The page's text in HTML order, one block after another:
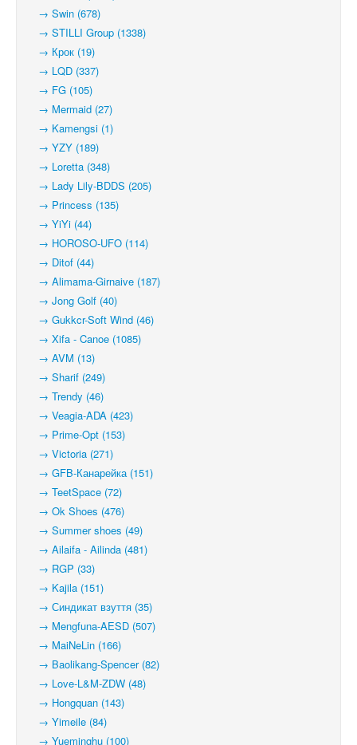
→ Swin (678)
→ STILLI Group (1338)
→ Крок (19)
→ LQD (337)
→ FG (105)
→ Mermaid (27)
→ Kamengsi (1)
→ YZY (189)
→ Loretta (348)
→ Lady Lily-BDDS (205)
→ Princess (135)
→ YiYi (44)
→ HOROSO-UFO (114)
→ Ditof (44)
→ Alimama-Girnaive (187)
→ Jong Golf (40)
→ Gukkcr-Soft Wind (46)
→ Xifa - Canoe (1085)
→ AVM (13)
→ Sharif (249)
→ Trendy (46)
→ Veagia-ADA (423)
→ Prime-Opt (153)
→ Victoria (271)
→ GFB-Канарейка (151)
→ TeetSpace (72)
→ Ok Shoes (476)
→ Summer shoes (49)
→ Ailaifa - Ailinda (481)
→ RGP (33)
→ Kajila (151)
→ Синдикат взуття (35)
→ Mengfuna-AESD (507)
→ MaiNeLin (166)
→ Baolikang-Spencer (82)
→ Love-L&M-ZDW (48)
→ Hongquan (143)
→ Yimeile (84)
→ Yueminghu (100)